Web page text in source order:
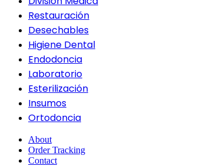
Restauración
Desechables
Higiene Dental
Endodoncia
Laboratorio
Esterilización
Insumos
Ortodoncia
About
Order Tracking
Contact